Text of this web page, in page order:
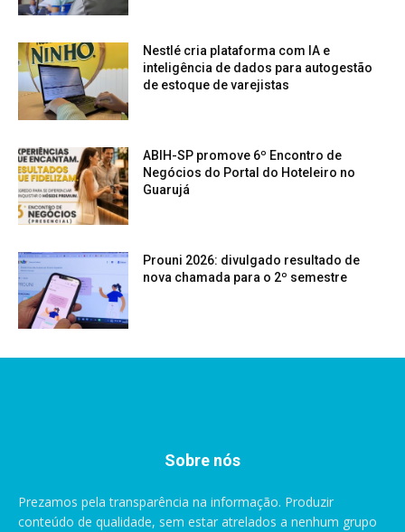
Nestlé cria plataforma com IA e
inteligência de dados para autogestão
de estoque de varejistas
ABIH-SP promove 6º Encontro de
Negócios do Portal do Hoteleiro no
Guarujá
Prouni 2026: divulgado resultado de
nova chamada para o 2º semestre
Sobre nós
Prezamos pela transparência na informação. Produzir
conteúdo de qualidade, sem estar atrelados a nenhum grupo